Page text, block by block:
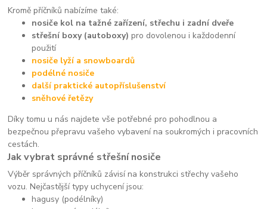
Kromě příčníků nabízíme také:
nosiče kol na tažné zařízení, střechu i zadní dveře
střešní boxy (autoboxy) pro dovolenou i každodenní
použití
nosiče lyží a snowboardů
podélné nosiče
další praktické autopříslušenství
sněhové řetězy
Díky tomu u nás najdete vše potřebné pro pohodlnou a
bezpečnou přepravu vašeho vybavení na soukromých i pracovních
cestách.
Jak vybrat správné střešní nosiče
Výběr správných příčníků závisí na konstrukci střechy vašeho
vozu. Nejčastější typy uchycení jsou:
hagusy (podélníky)